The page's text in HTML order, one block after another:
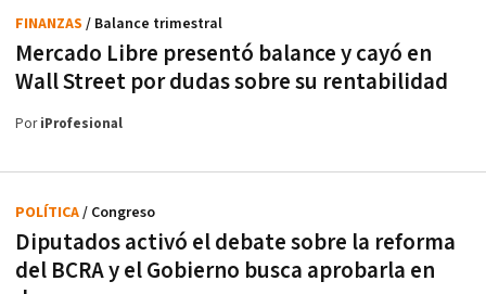
Mercado Libre presentó balance y cayó en
Wall Street por dudas sobre su rentabilidad
FINANZAS / Balance trimestral
PoriProfesional
Diputados activó el debate sobre la reforma
del BCRA y el Gobierno busca aprobarla en
POLÍTICA/ Congreso